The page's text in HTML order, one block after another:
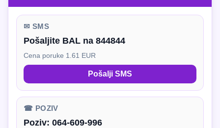
✉ SMS
Pošaljite BAL na 844844
Cena poruke 1.61 EUR
Pošalji SMS
☎ POZIV
Poziv: 064-609-996